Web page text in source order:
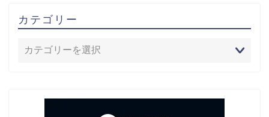
カテゴリー